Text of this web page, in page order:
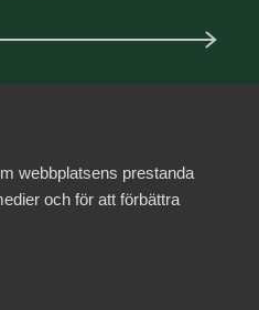
webbplatsens prestanda
och för att förbättra